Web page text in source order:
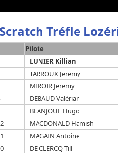
Tréfle
Pilote
LUNIER Killian
TARROUX Jeremy
MIROIR Jeremy
DEBAUD Valérian
BLANJOUE Hugo
MACDONALD Hamish
MAGAIN Antoine
DE CLERCQ Till